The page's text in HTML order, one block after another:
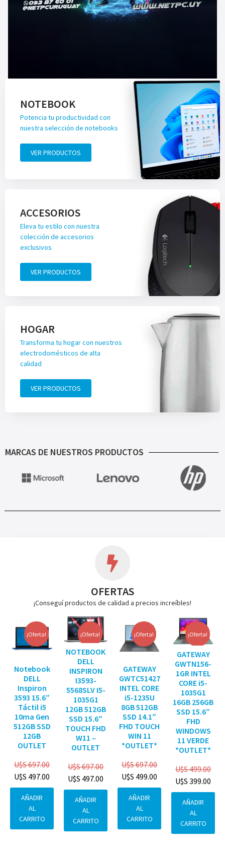
NOTEBOOK
Potencia tu productividad con
nuestra selección de notebooks
VER PRODUCTOS
ACCESORIOS
Eleva tu estilo con nuestra
colección de accesorios
exclusivos
VER PRODUCTOS
HOGAR
Transforma tu hogar con nuestros
electrodomésticos de alta
calidad
VER PRODUCTOS
MARCAS DE NUESTROS PRODUCTOS
OFERTAS
¡Conseguí productos de calidad a precios increíbles!
¡Oferta!
Notebook
DELL
Inspiron
3593 15.6″
Táctil i5
10ma Gen
512GB SSD
12GB
OUTLET
U$S697.00
U$S 497.00
AÑADIR
AL
CARRITO
¡Oferta!
NOTEBOOK
DELL
INSPIRON
I3593-
5568SLV I5-
1035G1
12GB 512GB
SSD 15.6″
TOUCH FHD
W11 –
OUTLET
U$S697.00
U$S 497.00
AÑADIR
AL
CARRITO
¡Oferta!
GATEWAY
GWTC51427
INTEL CORE
i5-1235U
8GB 512GB
SSD 14.1″
FHD TOUCH
WIN 11
*OUTLET*
U$S697.00
U$S 499.00
AÑADIR
AL
CARRITO
¡Oferta!
GATEWAY
GWTN156-
1GR INTEL
CORE i5-
1035G1
16GB 256GB
SSD 15.6″
FHD
WINDOWS
11 VERDE
*OUTLET*
U$S499.00
U$S 399.00
AÑADIR
AL
CARRITO